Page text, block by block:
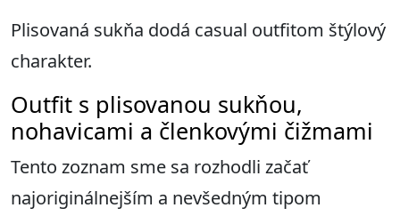
Plisovaná sukňa dodá casual outfitom štýlový
charakter.
Outfit s plisovanou sukňou,
nohavicami a členkovými čižmami
Tento zoznam sme sa rozhodli začať
najoriginálnejším a nevšedným tipom